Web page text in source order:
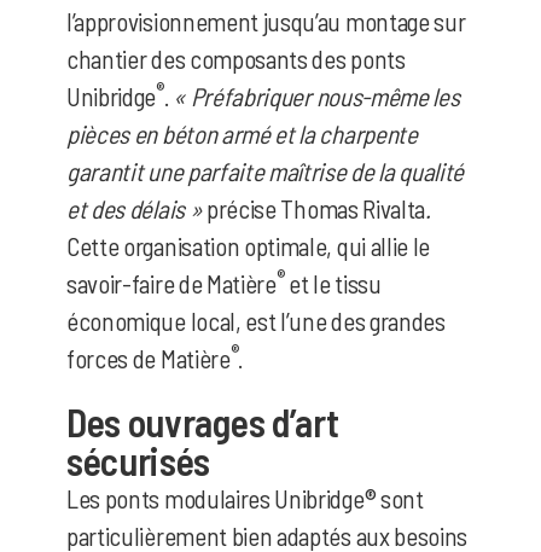
l’approvisionnement jusqu’au montage sur
chantier des composants des ponts
Unibridge®. « Préfabriquer nous-même les
pièces en béton armé et la charpente
garantit une parfaite maîtrise de la qualité
et des délais »précise Thomas Rivalta.
Cette organisation optimale, qui allie le
savoir-faire de Matière®et le tissu
économique local, est l’une des grandes
forces de Matière®.
Des ouvrages d’art
sécurisés
Les ponts modulaires Unibridge® sont
particulièrement bien adaptés aux besoins